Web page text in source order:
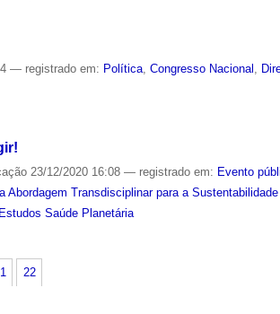
— registrado em: Política ,Congresso Nacional
23/12/2020 16:08— registrado em: Evento
Abordagem Transdisciplinar para a
Saúde Planetária
22